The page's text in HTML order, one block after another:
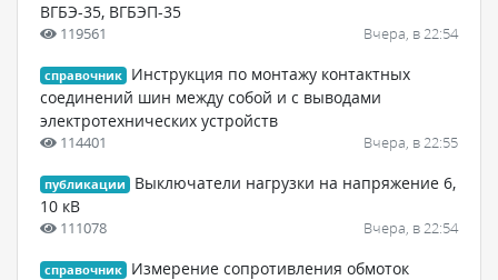
ВГБЭ-35, ВГБЭП-35
119561 Вчера, в 22:54
справочник
Инструкция по монтажу контактных
соединений шин между собой и с выводами
электротехнических устройств
114401 Вчера, в 22:55
публикации
Выключатели нагрузки на напряжение 6,
10 кВ
111078 Вчера, в 22:54
справочник
Измерение сопротивления обмоток